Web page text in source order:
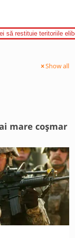
să restituie teritoriile
Show all
mare coșmar